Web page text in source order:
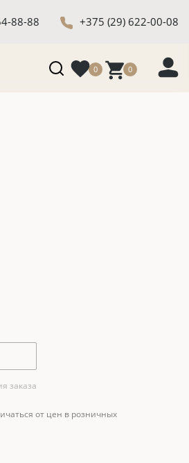
88-88 +375 (29) 622-00-08
0 0
заказа
от цен в розничных